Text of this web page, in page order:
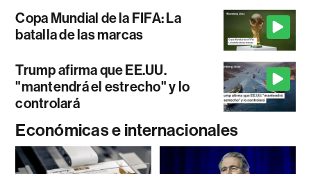
Copa Mundial de la FIFA: La
batalla de las marcas
Trump afirma que EE.UU.
"mantendrá el estrecho" y lo
controlará
Económicas e internacionales